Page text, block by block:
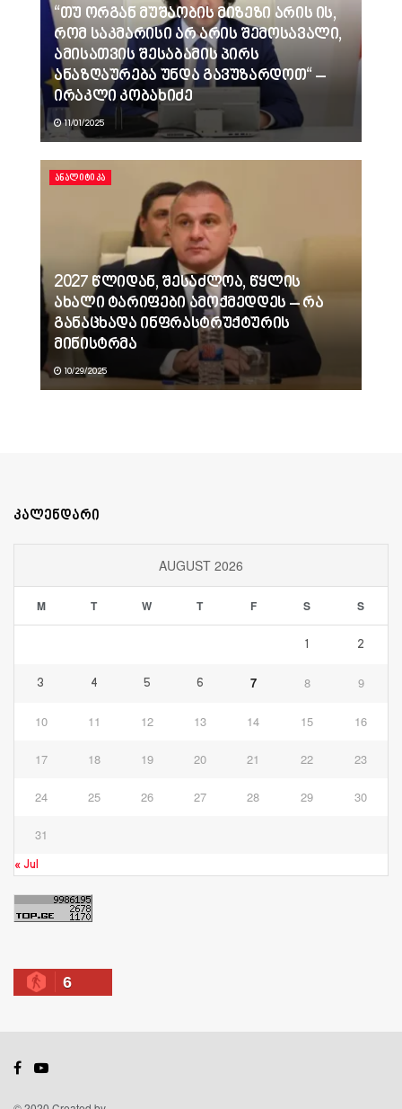
“თუ ორგან მუშაობის მიზეზი არის ის,
რომ საკმარისი არ არის შემოსავალი,
ამისათვის შესაბამის პირს
ანაზღაურება უნდა გავუზარდოთ“ –
ირაკლი კობახიძე
11/01/2025
ᲐᲜᲐᲚᲘᲢᲘᲙᲐ
2027 წლიდან, შესაძლოა, წყლის
ახალი ტარიფები ამოქმედდეს – რა
განაცხადა ინფრასტრუქტურის
მინისტრმა
10/29/2025
კალენდარი
AUGUST 2026
M T W T F S S
1 2
3 4 5 6 7 8 9
10 11 12 13 14 15 16
17 18 19 20 21 22 23
24 25 26 27 28 29 30
31
« Jul
6